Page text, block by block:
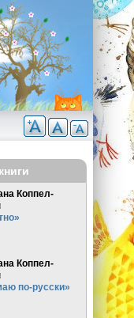
Коппел-
Коппел-
по-русски»